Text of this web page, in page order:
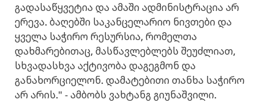
გადასაწყვეტია და ამაში ადმინისტრაცია არ
ერევა. ბაღებში საკანცელარიო ნივთები და
ყველა საჭირო რესურსია, რომელთა
დახმარებითაც, მასწავლებლებს შეუძლიათ,
სხვადასხვა აქტივობა დაგეგმონ და
განახორციელონ. დამატებითი თანხა საჭირო
არ არის." - ამბობს ვახტანგ გიუნაშვილი.